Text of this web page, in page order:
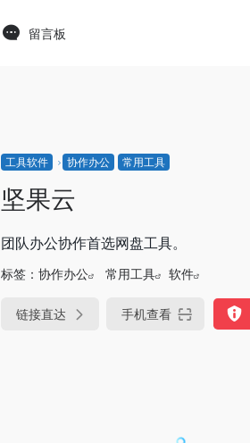
留言板
工具软件 协作办公 常用工具
坚果云
团队办公协作首选网盘工具。
标签： 协作办公 常用工具 软件
链接直达 手机查看